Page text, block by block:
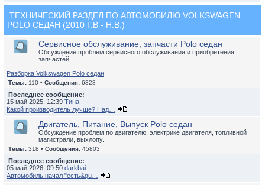
ТЕХНИЧЕСКИЙ РАЗДЕЛ ПО АВТОМОБИЛЮ VOLKSWAGEN
POLO СЕДАН (2010 Г.В - Н.В.)
Сервисное обслуживание, запчасти Polo седан
Обсуждение проблем сервисного обслуживания и приобретения
запчастей.
Разборка Volkswagen Polo седан
Темы: 110 • Сообщения: 6828
Последнее сообщение:
15 май 2025, 12:39 Тина
Какой производитель лучше? Над…
Двигатель, Питание, Выпуск Polo седан
Обсуждение проблем по двигателю, электрике двигателя, топливной
магистрали, выхлопу.
Темы: 318 • Сообщения: 45803
Последнее сообщение:
05 май 2026, 09:50 darkbai
Автомобиль начал "есть&qu…